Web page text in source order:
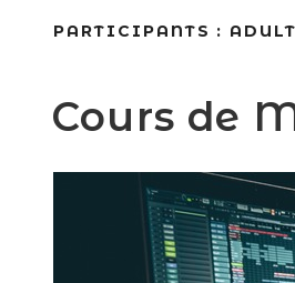
PARTICIPANTS :
Cours de